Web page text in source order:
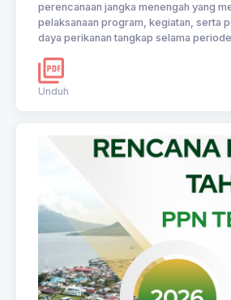
perencanaan jangka menengah yang
pelaksanaan program, kegiatan, serta
daya perikanan tangkap selama
nasional serta arah kebijakan
Perikanan (KKP), dengan tujuan
kesejahteraan masyarakat perikanan.
Unduh